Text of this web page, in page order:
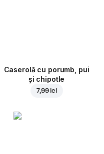
Caserolă cu porumb, pui
și chipotle
7,99 lei